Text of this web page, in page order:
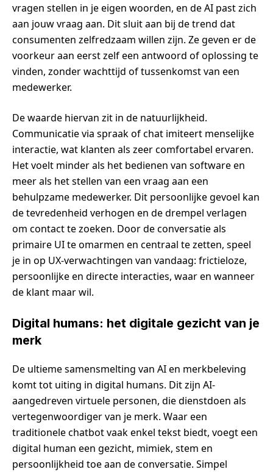
vragen stellen in je eigen woorden, en de AI past zich
aan jouw vraag aan. Dit sluit aan bij de trend dat
consumenten zelfredzaam willen zijn. Ze geven er de
voorkeur aan eerst zelf een antwoord of oplossing te
vinden, zonder wachttijd of tussenkomst van een
medewerker.
De waarde hiervan zit in de natuurlijkheid.
Communicatie via spraak of chat imiteert menselijke
interactie, wat klanten als zeer comfortabel ervaren.
Het voelt minder als het bedienen van software en
meer als het stellen van een vraag aan een
behulpzame medewerker. Dit persoonlijke gevoel kan
de tevredenheid verhogen en de drempel verlagen
om contact te zoeken. Door de conversatie als
primaire UI te omarmen en centraal te zetten, speel
je in op UX-verwachtingen van vandaag: frictieloze,
persoonlijke en directe interacties, waar en wanneer
de klant maar wil.
Digital humans: het digitale gezicht van je
merk
De ultieme samensmelting van AI en merkbeleving
komt tot uiting in digital humans. Dit zijn AI-
aangedreven virtuele personen, die dienstdoen als
vertegenwoordiger van je merk. Waar een
traditionele chatbot vaak enkel tekst biedt, voegt een
digital human een gezicht, mimiek, stem en
persoonlijkheid toe aan de conversatie. Simpel